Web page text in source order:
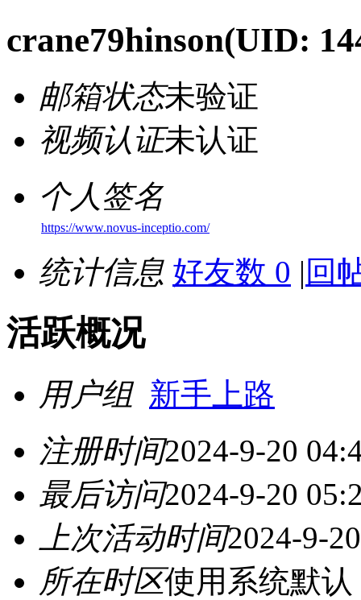
crane79hinson(UID:
邮箱状态未验证
视频认证未认证
个人签名
https://www.novus-inceptio.com/
统计信息 好友数 0 | 回
活跃概况
用户组 新手上路
注册时间2024-9-20
最后访问2024-9-20
上次活动时间2024-9-
所在时区使用系统默认